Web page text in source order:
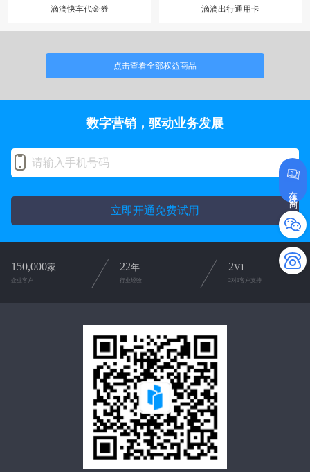
滴滴快车代金券 滴滴出行通用卡
点击查看全部权益商品
在线咨询
数字营销，驱动业务发展
立即开通免费试用
150,000家
企业客户
22年
行业经验
2V1
2对1客户支持